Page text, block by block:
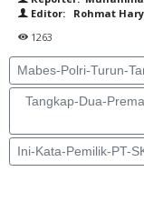
Editor: Rohmat
1263
Mabes-Polri-Turun-
Tangkap-Dua-
Ini-Kata-Pemilik-PT-